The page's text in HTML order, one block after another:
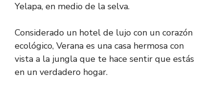
Yelapa, en medio de la selva.
Considerado un hotel de lujo con un corazón
ecológico, Verana es una casa hermosa con
vista a la jungla que te hace sentir que estás
en un verdadero hogar.